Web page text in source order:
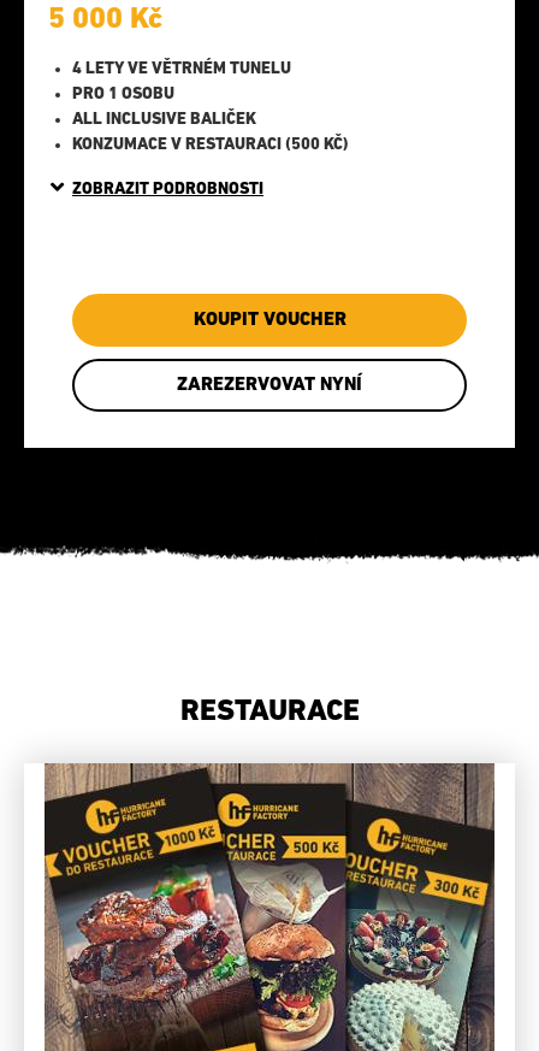
5 000 Kč
4 LETY VE VĚTRNÉM TUNELU
PRO 1 OSOBU
ALL INCLUSIVE BALIČEK
KONZUMACE V RESTAURACI (500 KČ)
ZOBRAZIT PODROBNOSTI
KOUPIT VOUCHER
ZAREZERVOVAT NYNÍ
RESTAURACE